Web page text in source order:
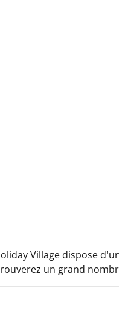
Village dispose
un grand